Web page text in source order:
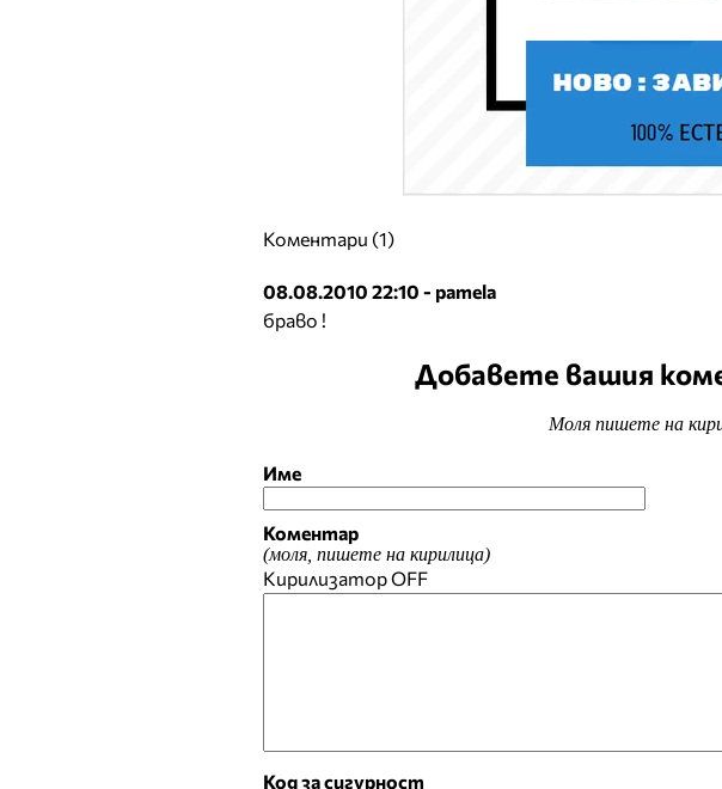
Коментари (1)
08.08.2010 22:10 - pamela
браво !
Добавете вашия
Моля пишете на
Име
Коментар
(моля, пишете на кирилица)
КирилизаторOFF
Код за сигурност